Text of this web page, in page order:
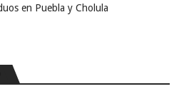
en Puebla y Cholula